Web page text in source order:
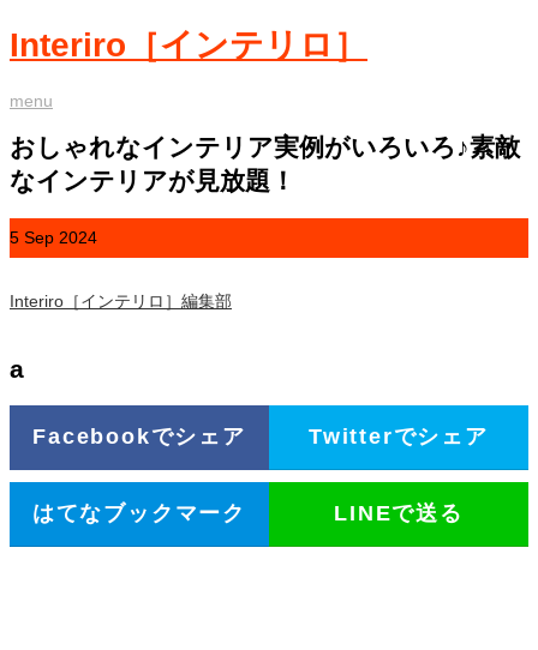
Interiro［インテリロ］
menu
おしゃれなインテリア実例がいろいろ♪素敵
なインテリアが見放題！
5 Sep 2024
Interiro［インテリロ］編集部
a
Facebookでシェア Twitterでシェア
はてなブックマーク LINEで送る